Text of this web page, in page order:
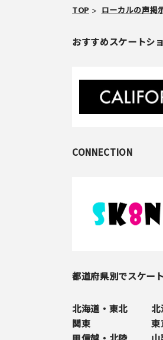
TOP ローカルの声掲
おすすめスケートシ
CONNECTION
都道府県別でスケー
北海道・東北 北
関東
東